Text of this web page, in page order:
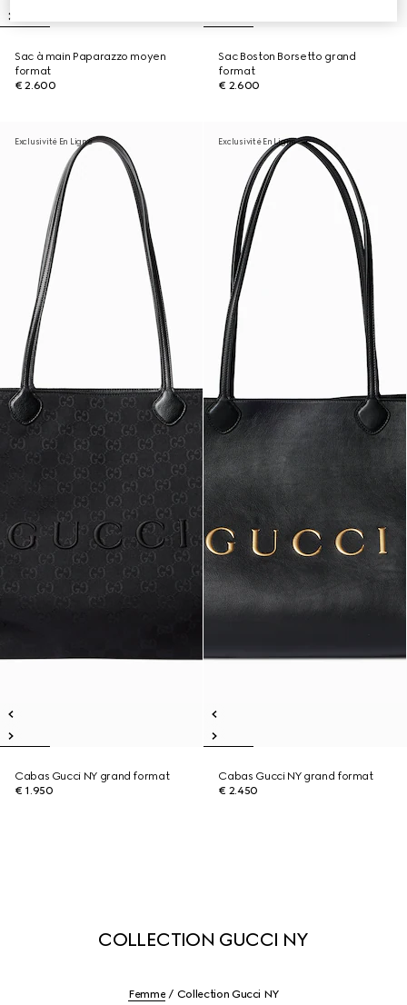
Sac à main Paparazzo moyen
format
€ 2.600
Sac Boston Borsetto grand
format
€ 2.600
Exclusivité En Ligne
Cabas Gucci NY grand format
€ 1.950
Exclusivité En Ligne
Cabas Gucci NY grand format
€ 2.450
COLLECTION GUCCI NY
Femme Collection Gucci NY